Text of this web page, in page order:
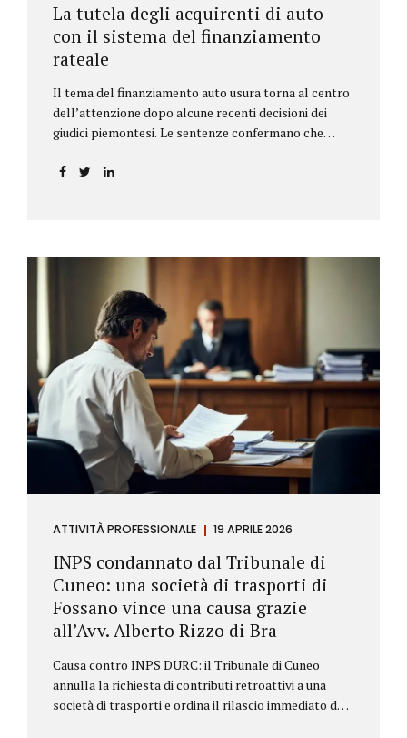
La tutela degli acquirenti di auto
con il sistema del finanziamento
rateale
Il tema del finanziamento auto usura torna al centro
dell’attenzione dopo alcune recenti decisioni dei
giudici piemontesi. Le sentenze confermano che
incidere sul calcolo del tasso effettivo e aprire la
ATTIVITÀ PROFESSIONALE 19 APRILE 2026
INPS condannato dal Tribunale di
Cuneo: una società di trasporti di
Fossano vince una causa grazie
all’Avv. Alberto Rizzo di Bra
Causa contro INPS DURC: il Tribunale di Cuneo
annulla la richiesta di contributi retroattivi a una
società di trasporti e ordina il rilascio immediato del